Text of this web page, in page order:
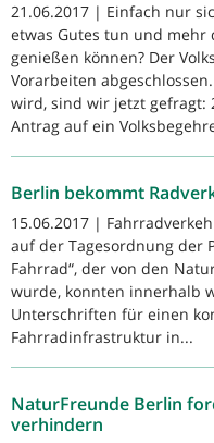
21.06.2017 | Einfach nur
etwas Gutes tun und mehr
genießen können? Der
Vorarbeiten
wird, sind wir jetzt gefragt:
Antrag auf ein
Berlin bekommt
15.06.2017 |
auf der Tagesordnung der
Fahrrad“, der von den
wurde, konnten innerhalb
Unterschriften für einen
Fahrradinfrastruktur in...
NaturFreunde Berlin
verhindern